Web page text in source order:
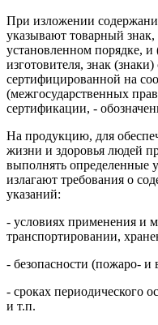
При изложении
указывают товарный
установленном порядке,
изготовителя, знак
сертифицированной на
(межгосударственных
сертификации, -
На продукцию, для
жизни и здоровья людей
выполнять определенные
излагают требования о
указаний:
- условиях применения и
транспортировании,
- безопасности (пожаро- и
- сроках периодического
и т.п.